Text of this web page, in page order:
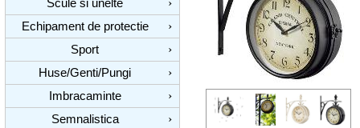
Scule si unelte
›
Echipament de protectie
›
Sport
›
Huse/Genti/Pungi
›
Imbracaminte
›
Semnalistica
›